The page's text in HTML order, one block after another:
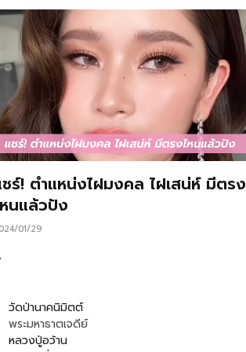
ร์! ตำแหน่งไฝมงคล ไฝเสน่ห์ มีตรง
นแล้วปัง
01/29
วัดป่านาคนิมิตต์
พระมหาธาตเจดีย์
หลวงปู่อว้าน